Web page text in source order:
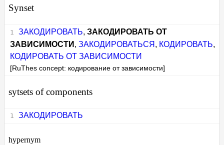
Synset
ЗАКОДИРОВАТЬ, ЗАКОДИРОВАТЬ ОТ
ЗАВИСИМОСТИ ,ЗАКОДИРОВАТЬСЯ , КОДИРОВАТЬ,
КОДИРОВАТЬ ОТ ЗАВИСИМОСТИ
[RuThes concept: кодирование от зависимости]
sytsets of components
ЗАКОДИРОВАТЬ
hypernym